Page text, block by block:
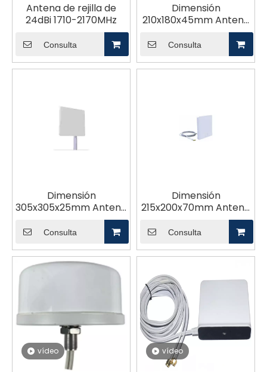
Antena de rejilla de
24dBi 1710-2170MHz
Consulta
Dimensión
210x180x45mm Antena
Consulta
Dimensión
305x305x25mm Antena
Consulta
Dimensión
215x200x70mm Antena
Consulta
vídeo vídeo